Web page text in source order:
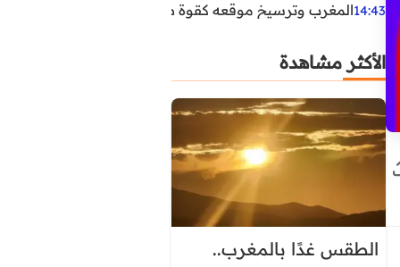
14:43المغرب وترسيخ موقعه كقوة طاقية إقليمية
الأكثر مشاهدة
الطقس غدًا بالمغرب..